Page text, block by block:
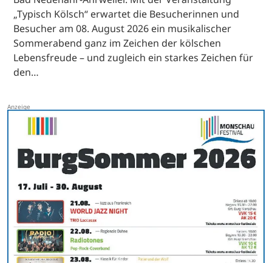
„Typisch Kölsch“ erwartet die Besucherinnen und
Besucher am 08. August 2026 ein musikalischer
Sommerabend ganz im Zeichen der kölschen
Lebensfreude – und zugleich ein starkes Zeichen für
den…